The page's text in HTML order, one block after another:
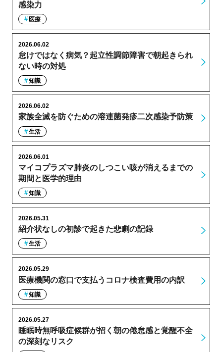
感染力
医療
怠けではなく病気？起立性調節障害で朝起きられ
ない時の対処
2026.06.02
知識
家族全滅を防ぐための溶連菌発疹二次感染予防策
2026.06.02
生活
マイコプラズマ肺炎のしつこい咳が消えるまでの
期間と医学的理由
2026.06.01
知識
紹介状なしの初診で起きた悲劇の記録
2026.05.31
生活
医療機関の窓口で支払うコロナ検査費用の内訳
2026.05.29
知識
睡眠時無呼吸症候群が招く朝の倦怠感と覚醒不全
の深刻なリスク
2026.05.27